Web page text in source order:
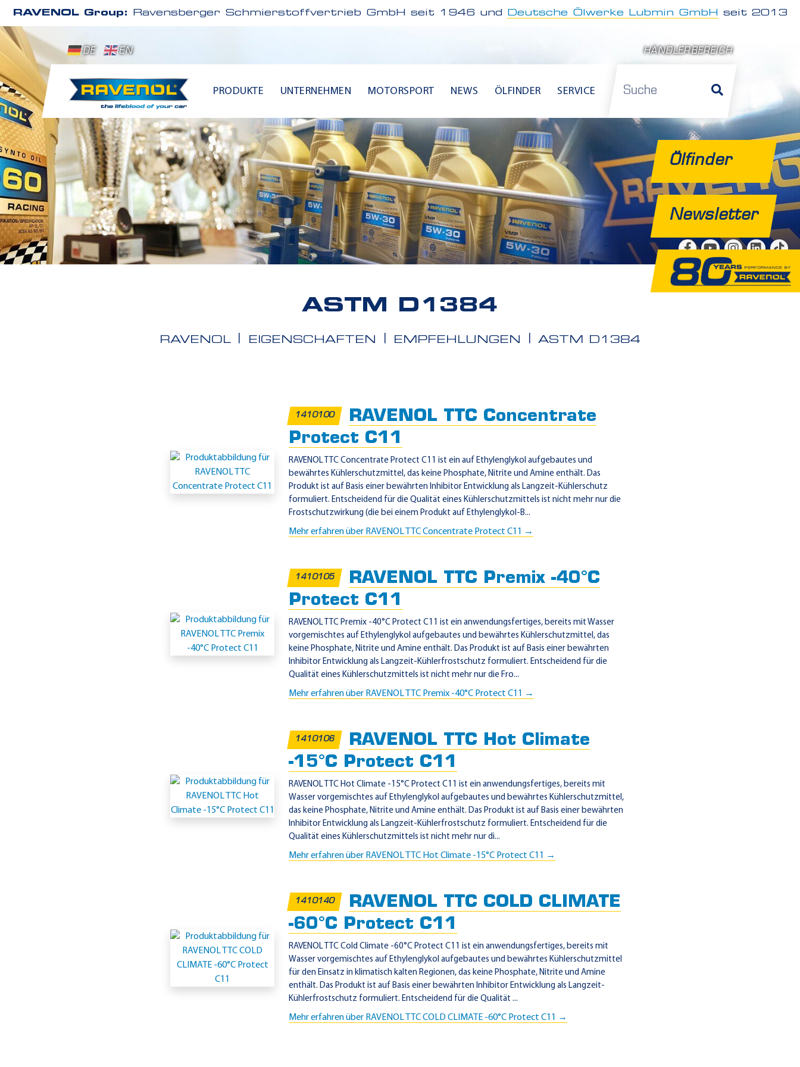
RAVENOL Group: Ravensberger Schmierstoffvertrieb GmbH seit 1946 und Deutsche Ölwerke Lubmin GmbH seit 2013
DE EN HÄNDLERBEREICH
PRODUKTE UNTERNEHMEN MOTORSPORT NEWS ÖLFINDER SERVICE
Ölfinder
Newsletter
ASTM D1384
RAVENOL EIGENSCHAFTEN EMPFEHLUNGEN ASTM D1384
Einsatzgebiete
ASTM
D1384
1410100
RAVENOL TTC Concentrate
Protect C11
RAVENOL TTC Concentrate Protect C11 ist ein auf Ethylenglykol aufgebautes und
bewährtes Kühlerschutzmittel, das keine Phosphate, Nitrite und Amine enthält. Das
Produkt ist auf Basis einer bewährten Inhibitor Entwicklung als Langzeit-Kühlerschutz
formuliert. Entscheidend für die Qualität eines Kühlerschutzmittels ist nicht mehr nur die
Frostschutzwirkung (die bei einem Produkt auf Ethylenglykol-B...
Mehr erfahren über RAVENOL TTC Concentrate Protect C11 →
1410105
RAVENOL TTC Premix -40°C
Protect C11
RAVENOL TTC Premix -40°C Protect C11 ist ein anwendungsfertiges, bereits mit Wasser
vorgemischtes auf Ethylenglykol aufgebautes und bewährtes Kühlerschutzmittel, das
keine Phosphate, Nitrite und Amine enthält. Das Produkt ist auf Basis einer bewährten
Inhibitor Entwicklung als Langzeit-Kühlerfrostschutz formuliert. Entscheidend für die
Qualität eines Kühlerschutzmittels ist nicht mehr nur die Fro...
Mehr erfahren über RAVENOL TTC Premix -40°C Protect C11 →
1410106
RAVENOL TTC Hot Climate
-15°C Protect C11
RAVENOL TTC Hot Climate -15°C Protect C11 ist ein anwendungsfertiges, bereits mit
Wasser vorgemischtes auf Ethylenglykol aufgebautes und bewährtes Kühlerschutzmittel,
das keine Phosphate, Nitrite und Amine enthält. Das Produkt ist auf Basis einer bewährten
Inhibitor Entwicklung als Langzeit-Kühlerfrostschutz formuliert. Entscheidend für die
Qualität eines Kühlerschutzmittels ist nicht mehr nur di...
Mehr erfahren über RAVENOL TTC Hot Climate -15°C Protect C11 →
1410140
RAVENOL TTC COLD CLIMATE
-60°C Protect C11
RAVENOL TTC Cold Climate -60°C Protect C11 ist ein anwendungsfertiges, bereits mit
Wasser vorgemischtes auf Ethylenglykol aufgebautes und bewährtes Kühlerschutzmittel
für den Einsatz in klimatisch kalten Regionen, das keine Phosphate, Nitrite und Amine
enthält. Das Produkt ist auf Basis einer bewährten Inhibitor Entwicklung als Langzeit-
Kühlerfrostschutz formuliert. Entscheidend für die Qualität ...
Mehr erfahren über RAVENOL TTC COLD CLIMATE -60°C Protect C11 →